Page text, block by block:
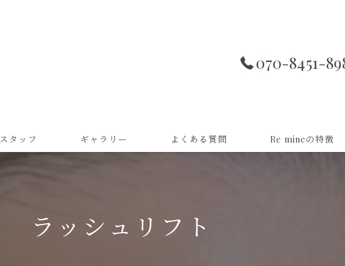
070-8451-
スタッフ ギャラリー よくある質問 Re mineの特徴
ラッシュリフト